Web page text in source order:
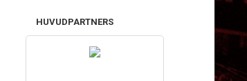
HUVUDPARTNERS